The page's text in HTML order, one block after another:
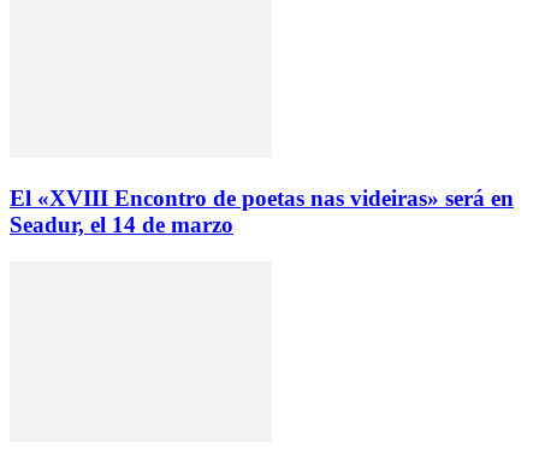
El «XVIII Encontro de poetas nas videiras» será en
Seadur, el 14 de marzo